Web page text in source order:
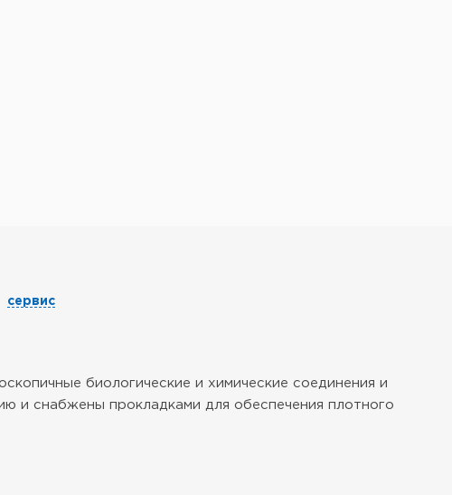
сервис
биологические и химические соединения и
и снабжены прокладками для обеспечения плотного